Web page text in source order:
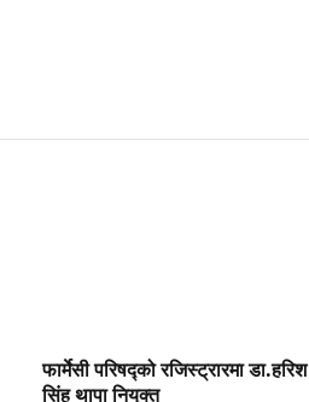
फार्मेसी परिषद्को रजिस्ट्रारमा डा.हरिश
सिंह थापा नियुक्त